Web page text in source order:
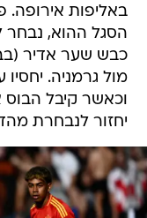
באליפות אירופה.
הסגל ההוא, נבחר
כבש שער אדיר
מול גרמניה.
וכאשר קיבל
יחזור לנבחרת